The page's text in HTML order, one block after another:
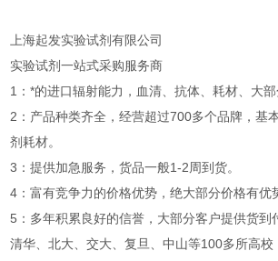
上海起发实验试剂有限公司
实验试剂一站式采购服务商
1：*的进口辐射能力，血清、抗体、耗材、大部
2：产品种类齐全，经营超过700多个品牌，基
剂耗材。
3：提供加急服务，货品一般1-2周到货。
4：富有竞争力的价格优势，绝大部分价格有优
5：多年积累良好的信誉，大部分客户提供货到
清华、北大、交大、复旦、中山等100多所高校